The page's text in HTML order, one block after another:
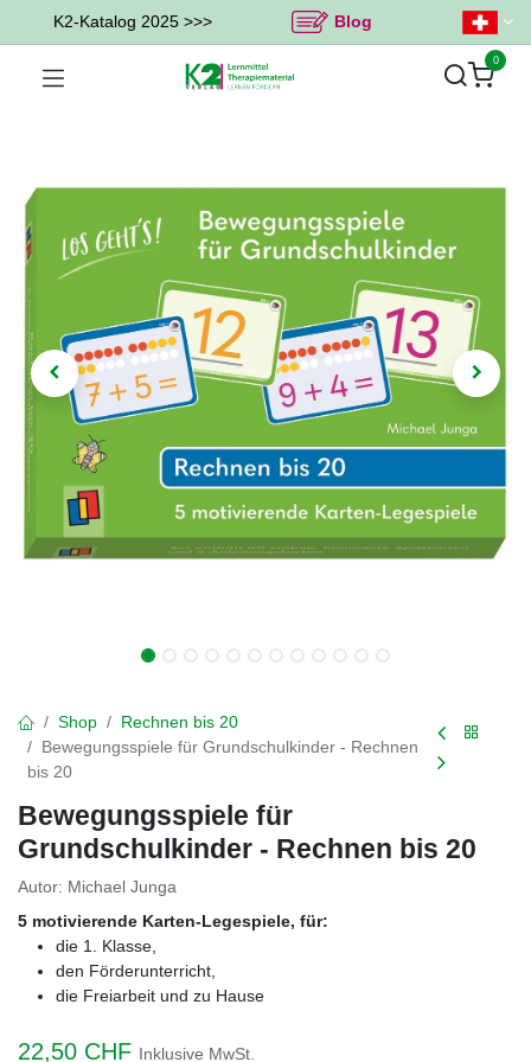
K2-Katalog 2025 >>> Blog
0
Shop
Rechnen bis 20
Bewegungsspiele für Grundschulkinder - Rechnen
bis 20
Bewegungsspiele für
Grundschulkinder - Rechnen bis 20
Autor: Michael Junga
5 motivierende Karten-Legespiele, für:
die 1. Klasse,
den Förderunterricht,
die Freiarbeit und zu Hause
22,50 CHF Inklusive MwSt.